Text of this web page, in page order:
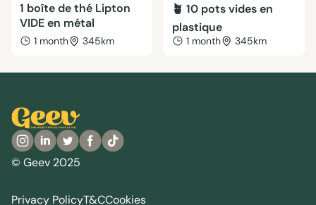
1 boîte de thé Lipton
VIDE en métal
1 month 345km
🪴 10 pots vides en
plastique
1 month 345km
© Geev 2025
Privacy PolicyT&CCookies